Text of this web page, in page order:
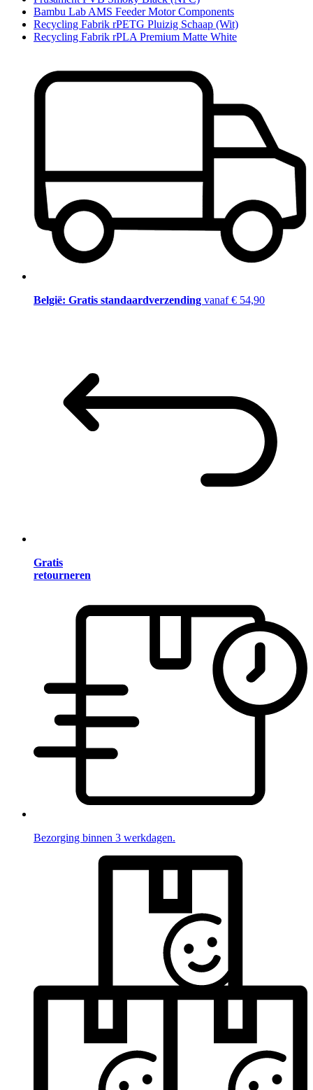
Bambu Lab AMS Feeder Motor Components
Recycling Fabrik rPETG Pluizig Schaap (Wit)
Recycling Fabrik rPLA Premium Matte White
België: Gratis standaardverzending vanaf € 54,90
Gratis
retourneren
Bezorging binnen 3 werkdagen.